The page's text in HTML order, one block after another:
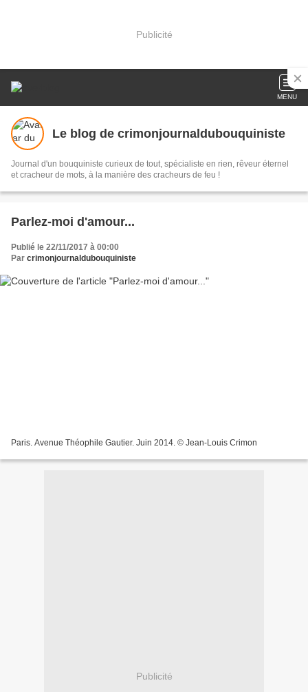
Publicité
MENU
Le blog de crimonjournaldubouquiniste
Journal d'un bouquiniste curieux de tout, spécialiste en rien, rêveur éternel
et cracheur de mots, à la manière des cracheurs de feu !
Parlez-moi d'amour...
Publié le 22/11/2017 à 00:00
Par crimonjournaldubouquiniste
Paris. Avenue Théophile Gautier. Juin 2014. © Jean-Louis Crimon
Publicité